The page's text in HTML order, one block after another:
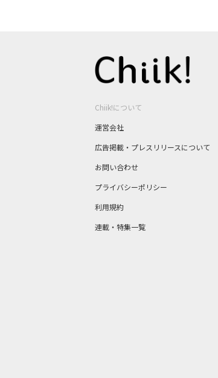
Chiik!について
運営会社
広告掲載・プレスリリースについて
お問い合わせ
プライバシーポリシー
利用規約
連載・特集一覧